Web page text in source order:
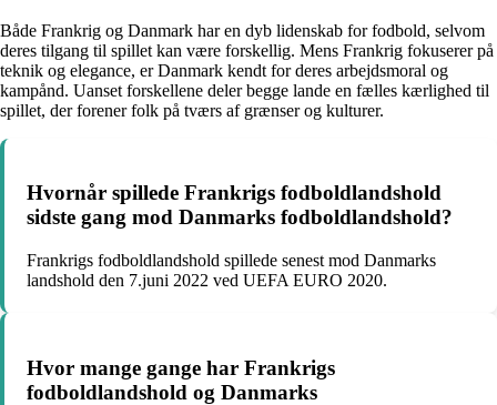
Både Frankrig og Danmark har en dyb lidenskab for fodbold, selvom
deres tilgang til spillet kan være forskellig. Mens Frankrig fokuserer på
teknik og elegance, er Danmark kendt for deres arbejdsmoral og
kampånd. Uanset forskellene deler begge lande en fælles kærlighed til
spillet, der forener folk på tværs af grænser og kulturer.
Hvornår spillede Frankrigs fodboldlandshold
sidste gang mod Danmarks fodboldlandshold?
Frankrigs fodboldlandshold spillede senest mod Danmarks
landshold den 7.juni 2022 ved UEFA EURO 2020.
Hvor mange gange har Frankrigs
fodboldlandshold og Danmarks